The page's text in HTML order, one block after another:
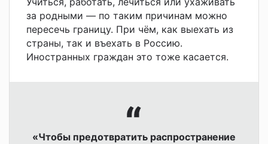
за родными — по таким причинам можно
пересечь границу. При чём, как выехать из
страны, так и въехать в Россию.
Иностранных граждан это тоже касается.
«Чтобы предотвратить распространение